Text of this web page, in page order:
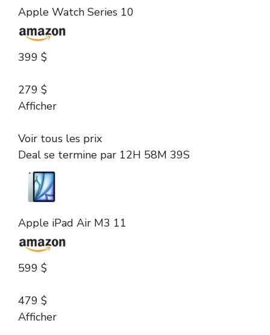
Apple Watch Series 10
399 $
279 $
Afficher
Voir tous les prix
Deal se termine par 12H 58M 39S
Apple iPad Air M3 11
599 $
479 $
Afficher